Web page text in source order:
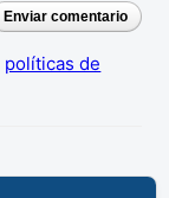
Enviar comentario
políticas de